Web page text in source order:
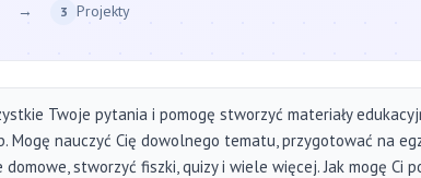
→ 3 Projekty
Twoje pytania i pomogę stworzyć materiały
Mogę nauczyć Cię dowolnego tematu, przygotować na
stworzyć fiszki, quizy i wiele więcej. Jak mogę Ci